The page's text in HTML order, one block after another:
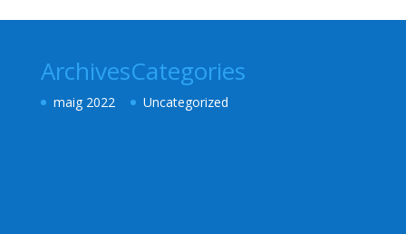
Archives
maig 2022
Categories
Uncategorized